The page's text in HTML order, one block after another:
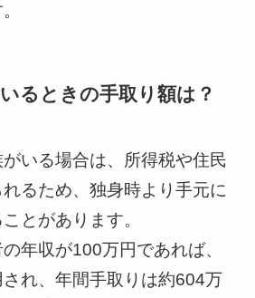
るときの手取り額は？
いる場合は、所得税や住民
るため、独身時より手元に
とがあります。
年収が100万円であれば、
れ、年間手取りは約604万